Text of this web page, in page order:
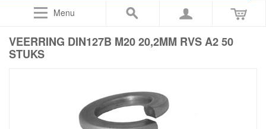
Menu
VEERRING DIN127B M20 20,2MM RVS A2 50
STUKS